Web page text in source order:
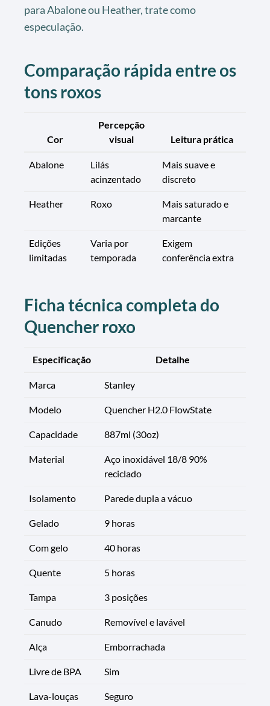
para Abalone ou Heather, trate como
especulação.
Comparação rápida entre os
tons roxos
Cor
Percepção
visual
Leitura prática
Abalone
Lilás
acinzentado
Mais suave e
discreto
Heather Roxo
Mais saturado e
marcante
Edições
limitadas
Varia por
temporada
Exigem
conferência extra
Ficha técnica completa do
Quencher roxo
Especificação Detalhe
Marca Stanley
Modelo Quencher H2.0 FlowState
Capacidade 887ml (30oz)
Material
Aço inoxidável 18/8 90%
reciclado
Isolamento Parede dupla a vácuo
Gelado 9 horas
Com gelo 40 horas
Quente 5 horas
Tampa 3 posições
Canudo Removível e lavável
Alça Emborrachada
Livre de BPA Sim
Lava-louças Seguro